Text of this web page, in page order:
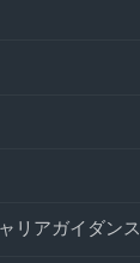
リアガイダンス